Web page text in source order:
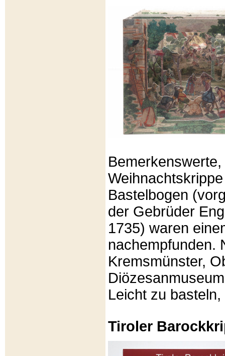
Bastelbogen
der Gebrüder
1735) waren
nachempfunden.
Kremsmünster,
Leicht zu
Tiroler